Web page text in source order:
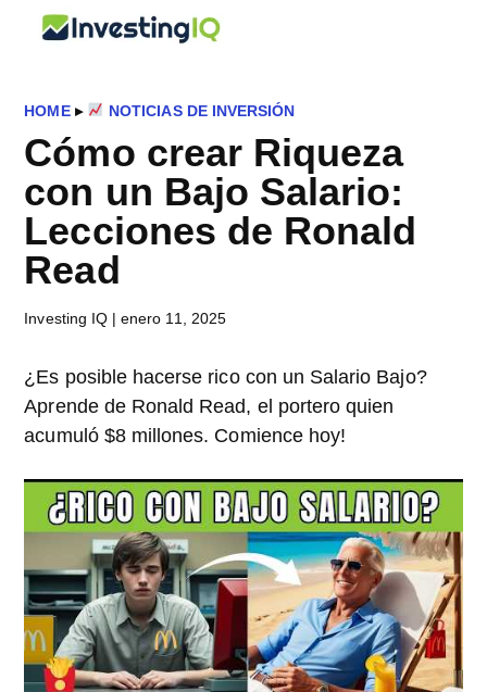
Saltar
principal
Saltar
barra
principal
Saltar
InvestingIQ
Smart
Simple
Investing
Tips
HOME▸ NOTICIAS DE INVERSIÓN
Cómo crear Riqueza
con un Bajo Salario:
Lecciones de Ronald
Read
Investing IQ |enero 11, 2025
¿Es posible hacerse rico con un Salario Bajo?
Aprende de Ronald Read, el portero quien
acumuló $8 millones. Comience hoy!